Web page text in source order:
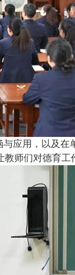
应用，以及
师们对德育工